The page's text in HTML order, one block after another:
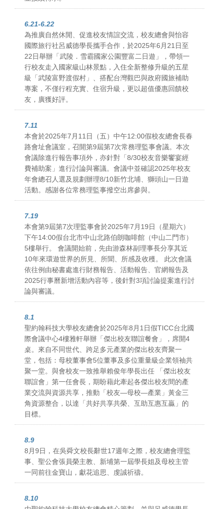
6.21-6.22
為推廣自然休閒、促進校友情誼交流，校友總會與怡容
國際旅行社呂威德學長攜手合作，於2025年6月21日至
22日舉辦「武陵．雪霸國家公園豐富二日遊」，帶領一
行校友走入國家級山林景點，入住全新整修升級的五星
級「武陵富野渡假村」、搭配台灣觀巴與政府國旅補助
專案，不僅行程充實、住宿升級，更以超值優惠回饋校
友，廣獲好評。
7.11
本會於2025年7月11日（五）中午12:00假校友總會長春
路會址會議室，召開第9屆第7次常務理監事會議。本次
會議除進行報告事項外，亦針對「8/30校友音樂饗宴經
費補助案」進行討論與審議。會議中並確認2025年校友
年會總召人選及規劃辦理8/10新竹北埔、獅頭山一日遊
活動。感謝各位常務理監事撥空出席參與。
7.19
本會第9屆第7次理監事會於2025年7月19日（星期六）
下午14:00假台北市中山北路伯朗咖啡館（中山二門市）
5樓舉行。 會議開始前，先由游森林副理事長分享其近
10年來環遊世界的所見、所聞、所感及收穫。 此次會議
依往例由秘書處進行財務報告、活動報告、官網報告及
2025行事曆新增活動內容等，後針對3項討論提案進行討
論與審議。
8.1
聖約翰科技大學校友總會於2025年8月1日假TICC台北國
際會議中心4樓雅軒舉辦「傑出校友聯誼餐會」，席開4
桌。來自不同世代、跨足多元產業的傑出校友齊聚一
堂，包括：母校董事會5位董事及多位重量級企業領袖共
聚一堂。與會校友一致推舉賴俊年學長出任 「傑出校友
聯誼會」第一任會長，期盼藉此牽起各傑出校友間的產
業交流與資源共享，推動「校友—母校—產業」黃金三
角資源整合，以達「共好共享共榮、互助互惠互贏」的
目標。
8.9
8月9日，在吳舜文校長辭世17週年之際，校友總會理監
事、聖公會張員榮主教、新埔第一屆學長姐及母校主管
一同前往金寶山，獻花追思、虔誠祈禱。
8.10